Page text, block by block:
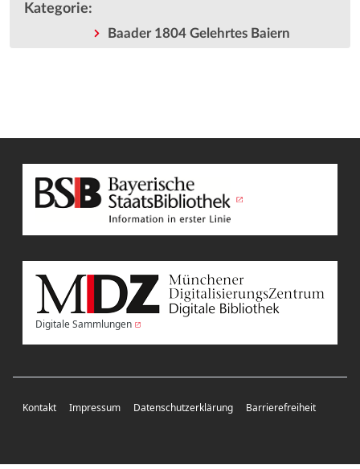
Kategorie:
Baader 1804 Gelehrtes Baiern
Digitale Sammlungen
Kontakt Impressum Datenschutzerklärung Barrierefreiheit